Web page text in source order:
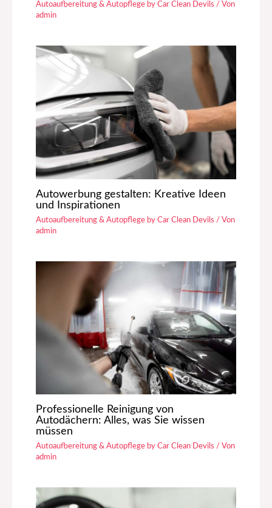
Autoaufbereitung & Autopflege by Car Clean Devils / Von
admin
Autowerbung gestalten: Kreative Ideen
und Inspirationen
Autoaufbereitung & Autopflege by Car Clean Devils / Von
admin
Professionelle Reinigung von
Autodächern: Alles, was Sie wissen
müssen
Autoaufbereitung & Autopflege by Car Clean Devils / Von
admin